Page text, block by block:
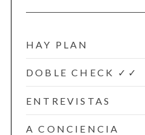
HAY PLAN
DOBLE CHECK ✓✓
ENTREVISTAS
A CONCIENCIA